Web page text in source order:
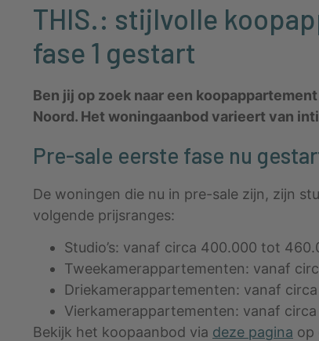
THIS.: stijlvolle
fase 1 gestart
Ben jij op zoek naar een
Noord. Het woningaanbod varieert van
Pre-sale eerste fase nu
De woningen die nu in pre-sale zijn, zijn
volgende prijsranges:
Studio’s: vanaf circa 400.000 tot
Tweekamerappartementen: vanaf
Driekamerappartementen: vanaf
Vierkamerappartementen: vanaf
Bekijk het koopaanbod via deze pagina op